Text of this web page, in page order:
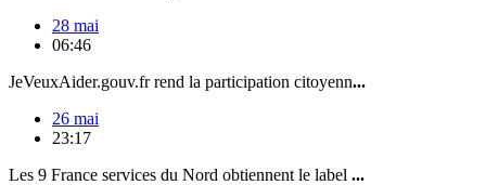
28 mai
06:46
JeVeuxAider.gouv.fr rend la participation citoyenn...
26 mai
23:17
Les 9 France services du Nord obtiennent le label ...